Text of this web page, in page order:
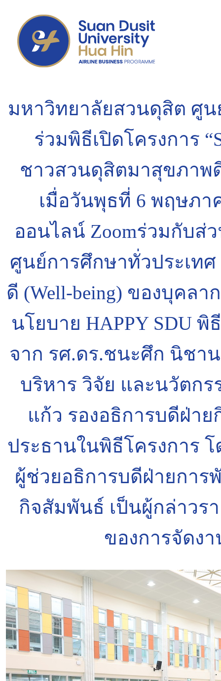
มหาวิทยาลัยสวนดุสิต ศูน
ร่วมพิธีเปิดโครงการ
ชาวสวนดุสิตมาสุขภาพ
เมื่อวันพุธที่ 6 พฤษภา
ออนไลน์ Zoomร่วมกับส่
ศูนย์การศึกษาทั่วประเทศ
ดี (Well-being) ของบุคล
นโยบาย HAPPY SDU พิ
จาก รศ.ดร.ชนะศึก นิชา
บริหาร วิจัย และนวัตก
แก้ว รองอธิการบดีฝ่า
ประธานในพิธีโครงการ
ผู้ช่วยอธิการบดีฝ่ายกา
กิจสัมพันธ์ เป็นผู้กล่าวร
ของการจัดง